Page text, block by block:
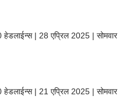
हेडलाईन्स | 28 एप्रिल 2025 | सोमवार
हेडलाईन्स | 21 एप्रिल 2025 | सोमवार